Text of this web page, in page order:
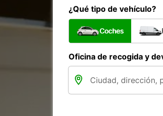
¿Qué tipo de vehículo?
Coches
Oficina de recogida y